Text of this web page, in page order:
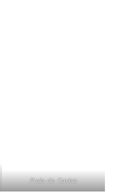
Praia de Caxias